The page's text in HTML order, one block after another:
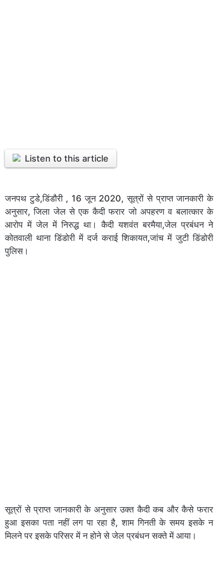
Listen to this article
जनपथ टुडे,डिंडौरी , 16 जून 2020, सूत्रों से प्राप्त जानकारी के
अनुसार, जिला जेल से एक कैदी फरार जो अपहरण व बलात्कार के
आरोप में जेल में निरुद्ध था। कैदी यशवंत बरमैया,जेल प्रबंधन ने
कोतवाली थाना डिंडोरी में दर्ज कराई शिकायत,जांच में जुटी डिंडोरी
पुलिस।
सूत्रों से प्राप्त जानकारी के अनुसार उक्त कैदी कब और कैसे फरार
हुआ इसका पता नहीं लग पा रहा है, शाम गिनती के समय इसके न
मिलने पर इसके परिसर में न होने से जेल प्रबंधन सक्ते में आया।